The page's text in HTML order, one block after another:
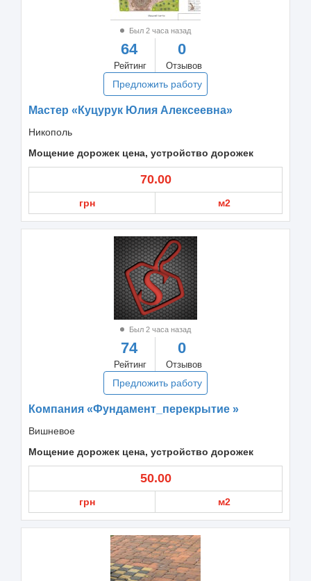
Был 2 часа назад
64
Рейтинг
0
Отзывов
Предложить работу
Мастер «Куцурук Юлия Алексеевна»
Никополь
Мощение дорожек цена, устройство дорожек
70.00
грн м2
Был 2 часа назад
74
Рейтинг
0
Отзывов
Предложить работу
Компания «Фундамент_перекрытие »
Вишневое
Мощение дорожек цена, устройство дорожек
50.00
грн м2